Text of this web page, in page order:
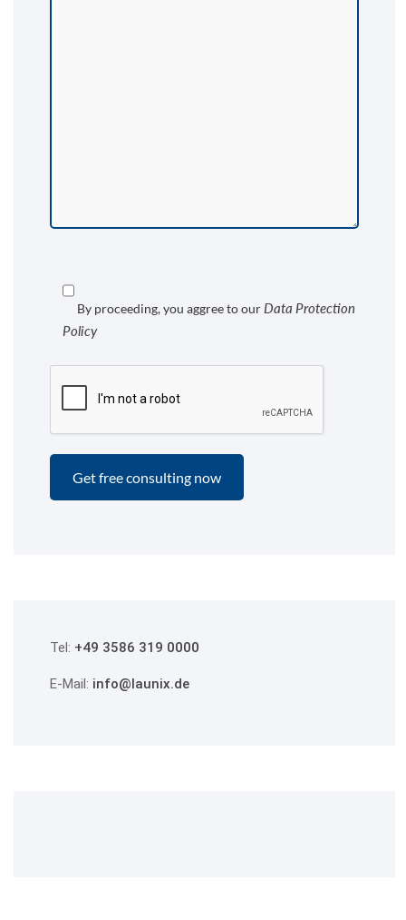
By proceeding, you aggree to our Data Protection
Policy
Tel: +49 3586 319 0000
E-Mail: info@launix.de